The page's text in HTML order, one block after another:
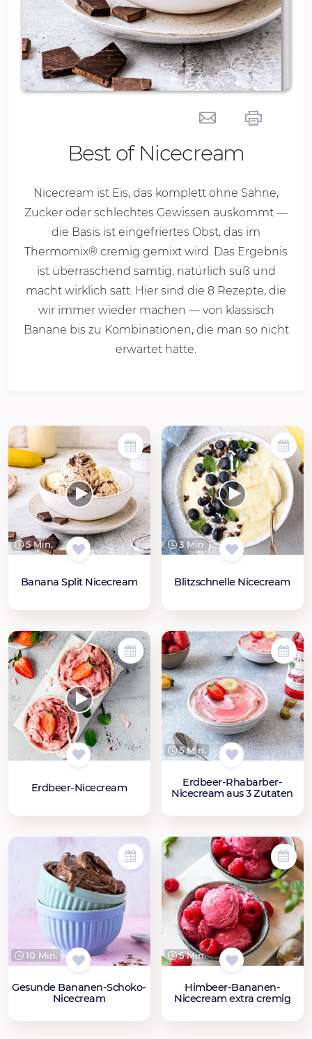
Best of Nicecream
Nicecream ist Eis, das komplett ohne Sahne,
Zucker oder schlechtes Gewissen auskommt —
die Basis ist eingefriertes Obst, das im
Thermomix® cremig gemixt wird. Das Ergebnis
ist überraschend samtig, natürlich süß und
macht wirklich satt. Hier sind die 8 Rezepte, die
wir immer wieder machen — von klassisch
Banane bis zu Kombinationen, die man so nicht
erwartet hätte.
5 Min.
Banana Split Nicecream
3 Min.
Blitzschnelle Nicecream
Erdbeer-Nicecream
5 Min.
Erdbeer-Rhabarber-
Nicecream aus 3 Zutaten
10 Min.
Gesunde Bananen-Schoko-
Nicecream
5 Min.
Himbeer-Bananen-
Nicecream extra cremig